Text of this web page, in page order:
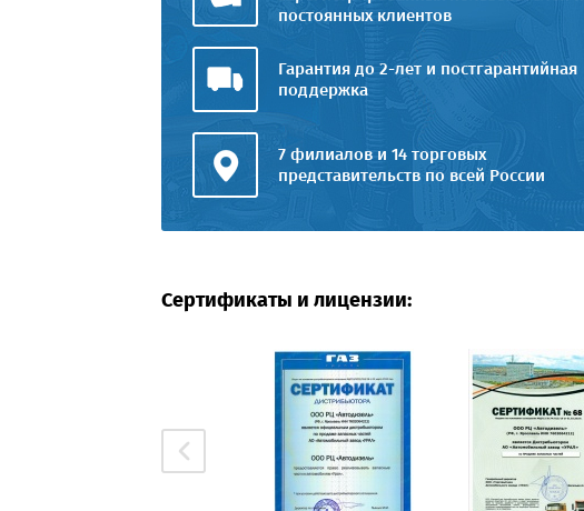
постоянных клиентов
Гарантия до 2-лет и постгарантийная
поддержка
7 филиалов и 14 торговых
представительств по всей России
Сертификаты и лицензии: